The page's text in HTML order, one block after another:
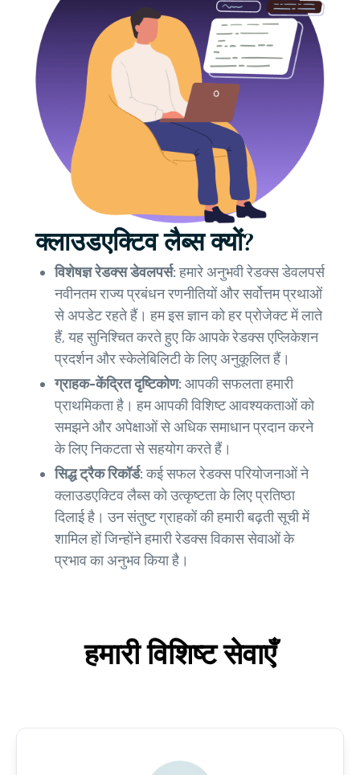
क्लाउडएक्टिव लैब्स क्यों?
विशेषज्ञ रेडक्स डेवलपर्स:हमारे अनुभवी रेडक्स डेवलपर्स
नवीनतम राज्य प्रबंधन रणनीतियों और सर्वोत्तम प्रथाओं
से अपडेट रहते हैं। हम इस ज्ञान को हर प्रोजेक्ट में लाते
हैं, यह सुनिश्चित करते हुए कि आपके रेडक्स एप्लिकेशन
प्रदर्शन और स्केलेबिलिटी के लिए अनुकूलित हैं।
ग्राहक-केंद्रित दृष्टिकोण: आपकी सफलता हमारी
प्राथमिकता है। हम आपकी विशिष्ट आवश्यकताओं को
समझने और अपेक्षाओं से अधिक समाधान प्रदान करने
के लिए निकटता से सहयोग करते हैं।
सिद्ध ट्रैक रिकॉर्ड:कई सफल रेडक्स परियोजनाओं ने
क्लाउडएक्टिव लैब्स को उत्कृष्टता के लिए प्रतिष्ठा
दिलाई है। उन संतुष्ट ग्राहकों की हमारी बढ़ती सूची में
शामिल हों जिन्होंने हमारी रेडक्स विकास सेवाओं के
प्रभाव का अनुभव किया है।
हमारी विशिष्ट सेवाएँ